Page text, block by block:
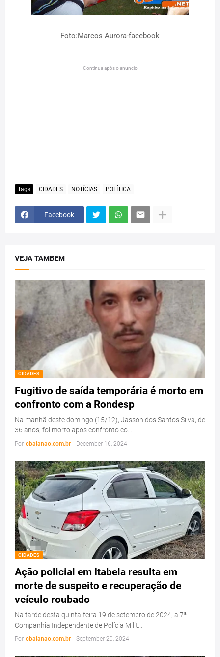
Foto:Marcos Aurora-facebook
Continua após o anuncio
Tags CIDADES NOTÍCIAS POLÍTICA
Facebook
VEJA TAMBEM
CIDADES
Fugitivo de saída temporária é morto em
confronto com a Rondesp
Na manhã deste domingo (15/12), Jasson dos Santos Silva, de
36 anos, foi morto após confronto co…
Por obaianao.com.br - December 16, 2024
CIDADES
Ação policial em Itabela resulta em
morte de suspeito e recuperação de
veículo roubado
Na tarde desta quinta-feira 19 de setembro de 2024, a 7ª
Companhia Independente de Polícia Milit…
Por obaianao.com.br - September 20, 2024